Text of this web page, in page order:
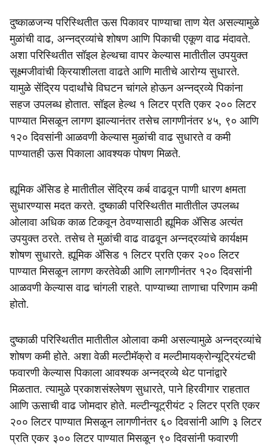
दुष्काळजन्य परिस्थितीत ऊस पिकावर पाण्याचा ताण येत असल्यामुळे
मुळांची वाढ, अन्नद्रव्यांचे शोषण आणि पिकाची एकूण वाढ मंदावते.
अशा परिस्थितीत सॉइल हेल्थचा वापर केल्यास मातीतील उपयुक्त
सूक्ष्मजीवांची क्रियाशीलता वाढते आणि मातीचे आरोग्य सुधारते.
यामुळे सेंद्रिय पदार्थांचे विघटन चांगले होऊन अन्नद्रव्ये पिकांना
सहज उपलब्ध होतात. सॉइल हेल्थ १ लिटर प्रति एकर २०० लिटर
पाण्यात मिसळून लागण झाल्यानंतर तसेच लागणीनंतर ४५, ९० आणि
१२० दिवसांनी आळवणी केल्यास मुळांची वाढ सुधारते व कमी
पाण्यातही ऊस पिकाला आवश्यक पोषण मिळते.
ह्यूमिक ॲसिड हे मातीतील सेंद्रिय कर्ब वाढवून पाणी धारण क्षमता
सुधारण्यास मदत करते. दुष्काळी परिस्थितीत मातीतील उपलब्ध
ओलावा अधिक काळ टिकवून ठेवण्यासाठी ह्यूमिक ॲसिड अत्यंत
उपयुक्त ठरते. तसेच ते मुळांची वाढ वाढवून अन्नद्रव्यांचे कार्यक्षम
शोषण सुधारते. ह्यूमिक ॲसिड १ लिटर प्रति एकर २०० लिटर
पाण्यात मिसळून लागण करतेवेळी आणि लागणीनंतर १२० दिवसांनी
आळवणी केल्यास वाढ चांगली राहते. पाण्याच्या ताणाचा परिणाम कमी
होतो.
दुष्काळी परिस्थितीत मातीतील ओलावा कमी असल्यामुळे अन्नद्रव्यांचे
शोषण कमी होते. अशा वेळी मल्टीमॅक्रो व मल्टीमायक्रोन्यूट्रियंटची
फवारणी केल्यास पिकाला आवश्यक अन्नद्रव्ये थेट पानांद्वारे
मिळतात. त्यामुळे प्रकाशसंश्लेषण सुधारते, पाने हिरवीगार राहतात
आणि ऊसाची वाढ जोमदार होते. मल्टीन्यूट्रीयंट २ लिटर प्रति एकर
२०० लिटर पाण्यात मिसळून लागणीनंतर ६० दिवसांनी आणि ३ लिटर
प्रति एकर ३०० लिटर पाण्यात मिसळून ९० दिवसांनी फवारणी